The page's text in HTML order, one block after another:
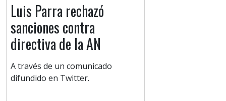
Luis Parra rechazó
sanciones contra
directiva de la AN
A través de un comunicado
difundido en Twitter.